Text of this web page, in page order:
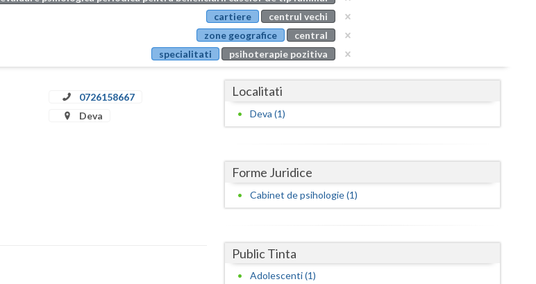
Buzau
Calarasi
Caras-Severin
Dolj
cartiere
centrul vechi
zone geografice
central
specialitati
psihoterapie pozitiva
0726158667
Deva
Localitati
Deva (1)
Forme Juridice
Cabinet de psihologie (1)
Public Tinta
Adolescenti (1)